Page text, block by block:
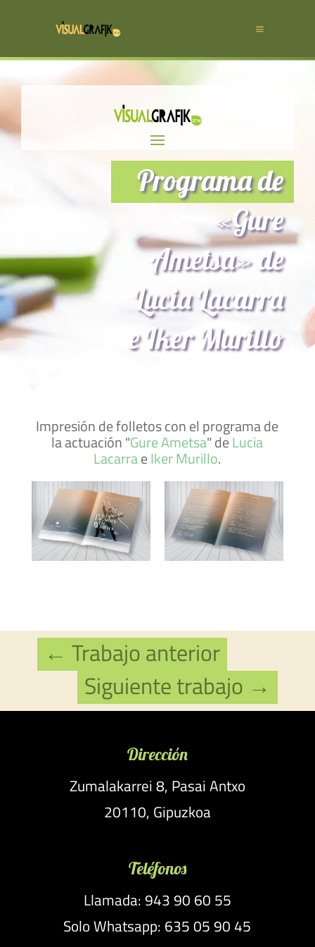
Programa de
«Gure
Ametsa» de
Lucia Lacarra
e Iker Murillo
Impresión de folletos con el programa de
la actuación "Gure Ametsa" deLucia
LacarraeIker Murillo.
← Trabajo anterior
Siguiente trabajo →
Dirección
Zumalakarrei 8, Pasai Antxo
20110, Gipuzkoa
Teléfonos
Llamada: 943 90 60 55
Solo Whatsapp: 635 05 90 45